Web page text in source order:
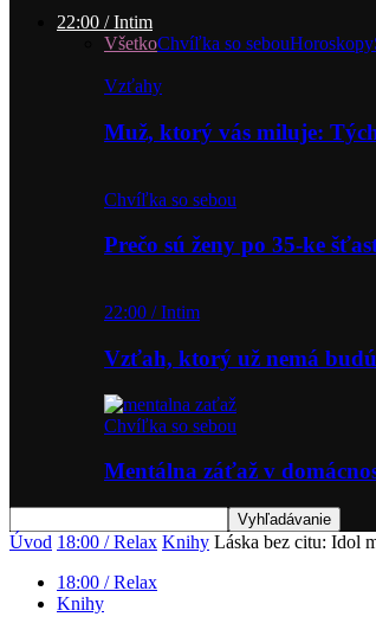
22:00 / Intim
VšetkoChvíľka so sebouHoroskopy
Vzťahy
Muž, ktorý vás miluje:
Chvíľka so sebou
Prečo sú ženy po 35-ke
22:00 / Intim
Vzťah, ktorý už nemá
Chvíľka so sebou
Mentálna záťaž v
Úvod 18:00 / Relax Knihy Láska bez citu: Idol
18:00 / Relax
Knihy